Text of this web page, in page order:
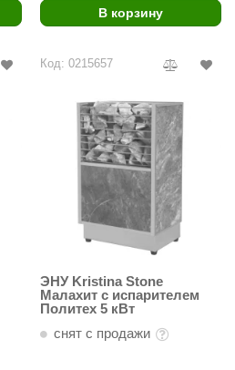
В корзину
Код: 0215657
ЭНУ Kristina Stone
Малахит с испарителем
Политех 5 кВт
снят с продажи